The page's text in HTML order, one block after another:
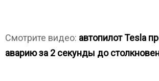
Смотрите видео: автопилот Tesla
аварию за 2 секунды до